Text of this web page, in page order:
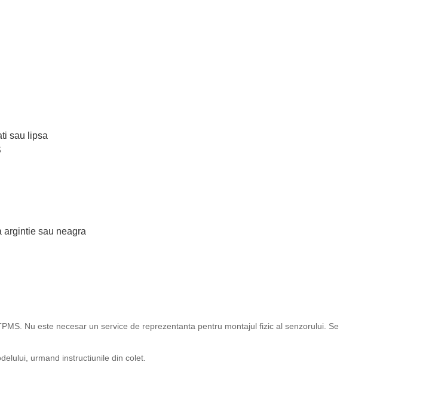
sau lipsa
argintie sau neagra
Nu este necesar un service de reprezentanta pentru montajul fizic al senzorului. Se
urmand instructiunile din colet.